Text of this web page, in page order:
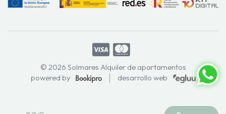
© 2026 Solmares Alquiler de apartamentos
powered by
desarrollo web